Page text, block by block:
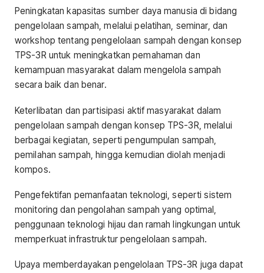
Peningkatan kapasitas sumber daya manusia di bidang
pengelolaan sampah, melalui pelatihan, seminar, dan
workshop tentang pengelolaan sampah dengan konsep
TPS-3R untuk meningkatkan pemahaman dan
kemampuan masyarakat dalam mengelola sampah
secara baik dan benar.
Keterlibatan dan partisipasi aktif masyarakat dalam
pengelolaan sampah dengan konsep TPS-3R, melalui
berbagai kegiatan, seperti pengumpulan sampah,
pemilahan sampah, hingga kemudian diolah menjadi
kompos.
Pengefektifan pemanfaatan teknologi, seperti sistem
monitoring dan pengolahan sampah yang optimal,
penggunaan teknologi hijau dan ramah lingkungan untuk
memperkuat infrastruktur pengelolaan sampah.
Upaya memberdayakan pengelolaan TPS-3R juga dapat